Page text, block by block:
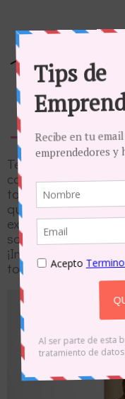
Todo lo
Te presento mi libro
comparto 10 años
todos sus altos y
que he usado para
exitosa y además
salir adelante en
¡Inspirar y cambiar
todo lo mejor de mi